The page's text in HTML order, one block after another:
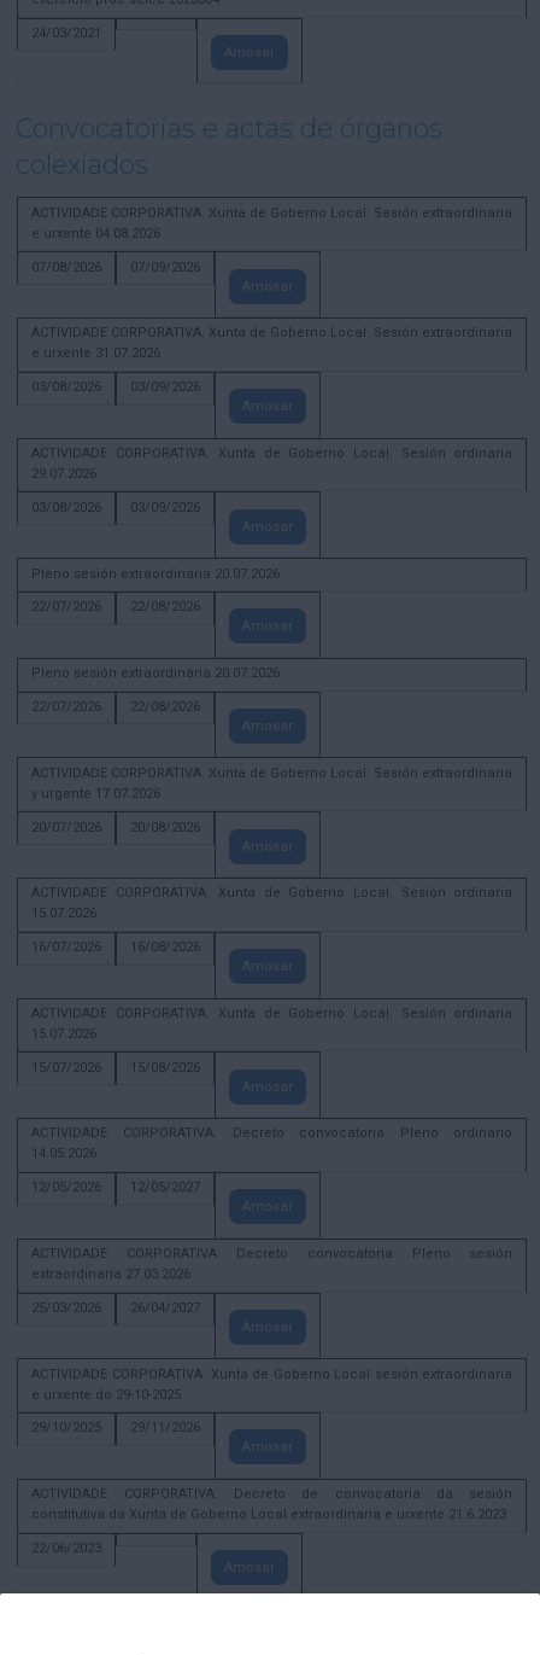
24/03/2021
Amosar
Convocatorias e actas de órganos
colexiados
ACTIVIDADE CORPORATIVA. Xunta de Goberno Local. Sesión extraordinaria
e urxente 04.08.2026
07/08/2026
07/09/2026
Amosar
ACTIVIDADE CORPORATIVA. Xunta de Goberno Local. Sesión extraordinaria
e urxente 31.07.2026
03/08/2026
03/09/2026
Amosar
ACTIVIDADE CORPORATIVA. Xunta de Goberno Local. Sesión ordinaria
29.07.2026
03/08/2026
03/09/2026
Amosar
Pleno sesión extraordinaria 20.07.2026
22/07/2026
22/08/2026
Amosar
Pleno sesión extraordinaria 20.07.2026
22/07/2026
22/08/2026
Amosar
ACTIVIDADE CORPORATIVA. Xunta de Goberno Local. Sesión extraordinaria
y urgente 17.07.2026
20/07/2026
20/08/2026
Amosar
ACTIVIDADE CORPORATIVA. Xunta de Goberno Local. Sesión ordinaria
15.07.2026
16/07/2026
16/08/2026
Amosar
ACTIVIDADE CORPORATIVA. Xunta de Goberno Local. Sesión ordinaria
15.07.2026
15/07/2026
15/08/2026
Amosar
ACTIVIDADE CORPORATIVA. Decreto convocatoria Pleno ordinario
14.05.2026
12/05/2026
12/05/2027
Amosar
ACTIVIDADE CORPORATIVA Decreto convocatoria Pleno sesión
extraordinaria 27.03.2026
25/03/2026
26/04/2027
Amosar
ACTIVIDADE CORPORATIVA. Xunta de Goberno Local sesión extraordinaria
e urxente do 29-10-2025
29/10/2025
29/11/2026
Amosar
ACTIVIDADE CORPORATIVA. Decreto de convocatoria da sesión
constitutiva da Xunta de Goberno Local extraordinaria e urxente 21.6.2023
22/06/2023
Amosar